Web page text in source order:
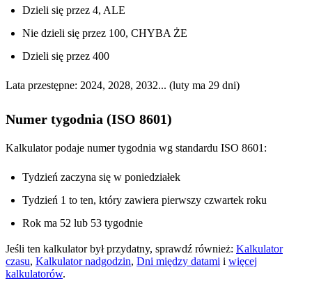
Dzieli się przez 4, ALE
Nie dzieli się przez 100, CHYBA ŻE
Dzieli się przez 400
Lata przestępne: 2024, 2028, 2032... (luty ma 29 dni)
Numer tygodnia (ISO 8601)
Kalkulator podaje numer tygodnia wg standardu ISO 8601:
Tydzień zaczyna się w poniedziałek
Tydzień 1 to ten, który zawiera pierwszy czwartek roku
Rok ma 52 lub 53 tygodnie
Jeśli ten kalkulator był przydatny, sprawdź również: Kalkulator
czasu, Kalkulator nadgodzin, Dni między datami i więcej
kalkulatorów.